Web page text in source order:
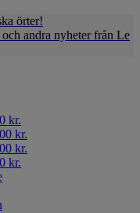
örter!
andra nyheter från Le
kr.
kr.
kr.
kr.